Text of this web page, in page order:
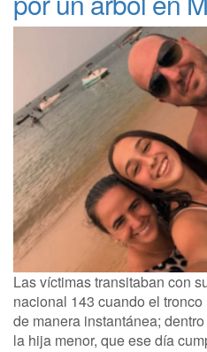
Las víctimas transitaban con
nacional 143 cuando el
de manera instantánea;
la hija menor, que ese día